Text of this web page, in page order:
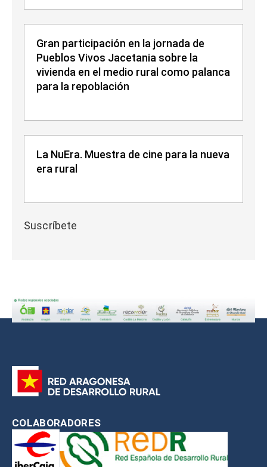
Gran participación en la jornada de
Pueblos Vivos Jacetania sobre la
vivienda en el medio rural como palanca
para la repoblación
La NuEra. Muestra de cine para la nueva
era rural
Suscríbete
COLABORADORES